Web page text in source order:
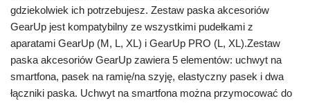
gdziekolwiek ich potrzebujesz. Zestaw paska akcesoriów
GearUp jest kompatybilny ze wszystkimi pudełkami z
aparatami GearUp (M, L, XL) i GearUp PRO (L, XL).Zestaw
paska akcesoriów GearUp zawiera 5 elementów: uchwyt na
smartfona, pasek na ramię/na szyję, elastyczny pasek i dwa
łączniki paska. Uchwyt na smartfona można przymocować do